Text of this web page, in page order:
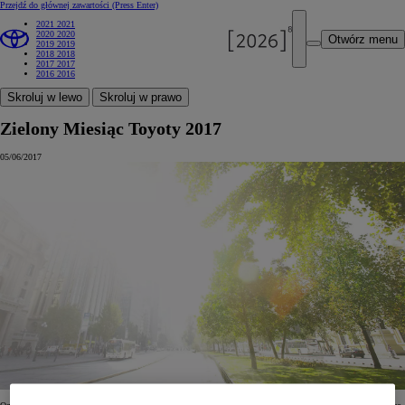
Przejdź do głównej zawartości (Press Enter)
Otwórz menu
2021 2021
2020 2020
2019 2019
2018 2018
2017 2017
2016 2016
Skroluj w lewo Skroluj w prawo
Zielony Miesiąc Toyoty 2017
05/06/2017